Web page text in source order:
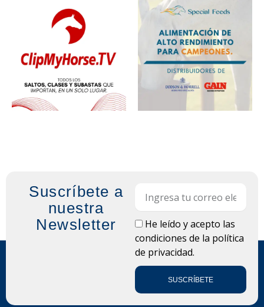
Suscríbete a
nuestra
Newsletter
LOPDHe leído y acepto las
condiciones de la política
de privacidad.
SUSCRÍBETE